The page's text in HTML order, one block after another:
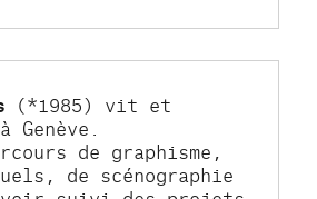
(*1985) vit et
de graphisme,
de scénographie